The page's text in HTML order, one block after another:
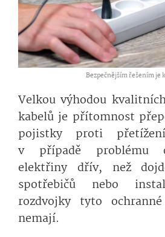
Bezpečnějším řešením je
Velkou výhodou
kabelů je přítomnost
pojistky proti
v případě problému
elektřiny dřív, než
spotřebičů nebo
rozdvojky tyto
nemají.